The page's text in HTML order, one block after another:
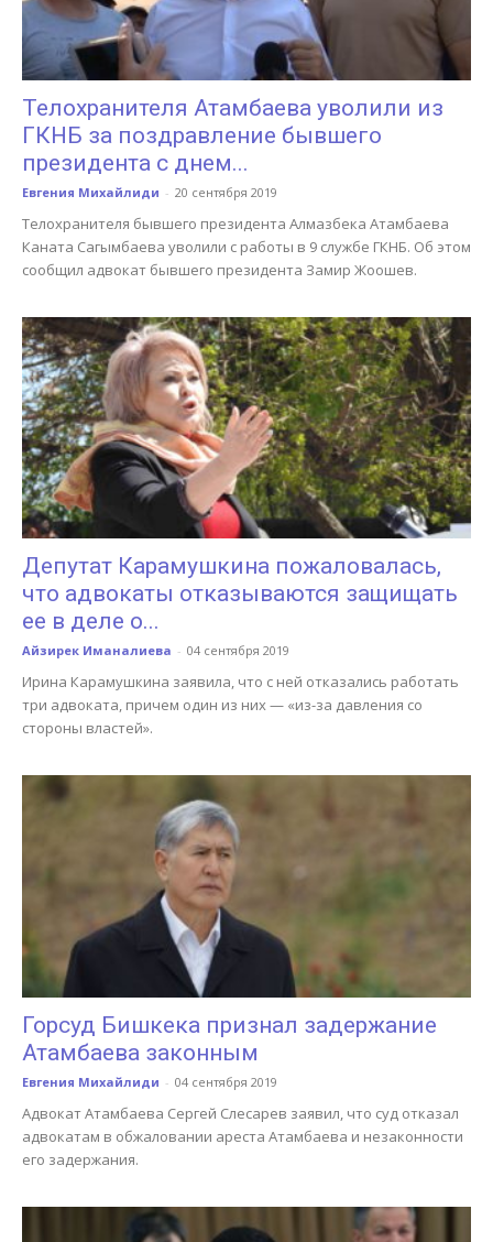
Телохранителя Атамбаева уволили из
ГКНБ за поздравление бывшего
президента с днем...
Евгения Михайлиди - 20 сентября 2019
Телохранителя бывшего президента Алмазбека Атамбаева
Каната Сагымбаева уволили с работы в 9 службе ГКНБ. Об этом
сообщил адвокат бывшего президента Замир Жоошев.
Депутат Карамушкина пожаловалась,
что адвокаты отказываются защищать
ее в деле о...
Айзирек Иманалиева - 04 сентября 2019
Ирина Карамушкина заявила, что с ней отказались работать
три адвоката, причем один из них — «из-за давления со
стороны властей».
Горсуд Бишкека признал задержание
Атамбаева законным
Евгения Михайлиди - 04 сентября 2019
Адвокат Атамбаева Сергей Слесарев заявил, что суд отказал
адвокатам в обжаловании ареста Атамбаева и незаконности
его задержания.